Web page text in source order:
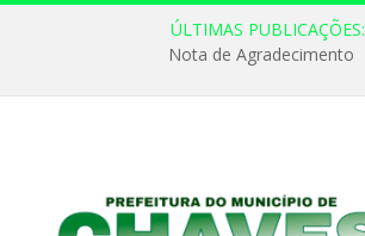
ÚLTIMAS PUBLICAÇÕES:
Nota de Agradecimento